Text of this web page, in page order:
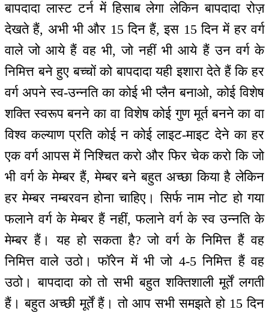
बापदादा लास्ट टर्न में हिसाब लेगा लेकिन बापदादा रोज़
देखते हैं, अभी भी और 15 दिन हैं, इस 15 दिन में हर वर्ग
वाले जो आये हैं वह भी, जो नहीं भी आये हैं उन वर्ग के
निमित्त बने हुए बच्चों को बापदादा यही इशारा देते हैं कि हर
वर्ग अपने स्व-उन्नति का कोई भी प्लैन बनाओ, कोई विशेष
शक्ति स्वरूप बनने का वा विशेष कोई गुण मूर्त बनने का वा
विश्व कल्याण प्रति कोई न कोई लाइट-माइट देने का हर
एक वर्ग आपस में निश्चित करो और फिर चेक करो कि जो
भी वर्ग के मेम्बर हैं, मेम्बर बने बहुत अच्छा किया है लेकिन
हर मेम्बर नम्बरवन होना चाहिए। सिर्फ नाम नोट हो गया
फलाने वर्ग के मेम्बर हैं नहीं, फलाने वर्ग के स्व उन्नति के
मेम्बर हैं। यह हो सकता है? जो वर्ग के निमित्त हैं वह
निमित्त वाले उठो। फॉरेन में भी जो 4-5 निमित्त हैं वह
उठो। बापदादा को तो सभी बहुत शक्तिशाली मूर्तें लगती
हैं। बहुत अच्छी मूर्तें हैं। तो आप सभी समझते हो 15 दिन